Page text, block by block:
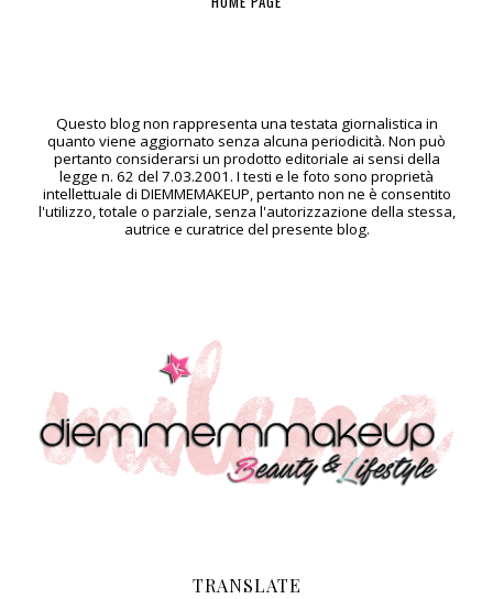
Questo blog non rappresenta una testata giornalistica in
quanto viene aggiornato senza alcuna periodicità. Non può
pertanto considerarsi un prodotto editoriale ai sensi della
legge n. 62 del 7.03.2001. I testi e le foto sono proprietà
intellettuale di DIEMMEMAKEUP, pertanto non ne è consentito
l'utilizzo, totale o parziale, senza l'autorizzazione della stessa,
autrice e curatrice del presente blog.
TRANSLATE